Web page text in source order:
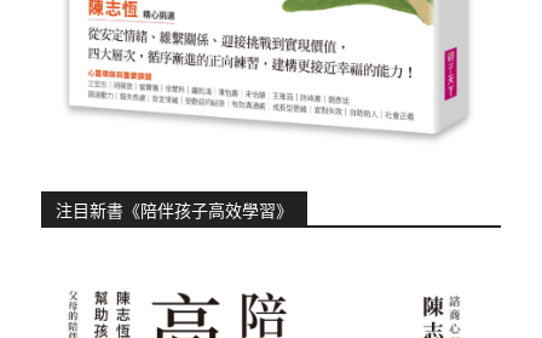
注目新書《陪伴孩子高效學習》